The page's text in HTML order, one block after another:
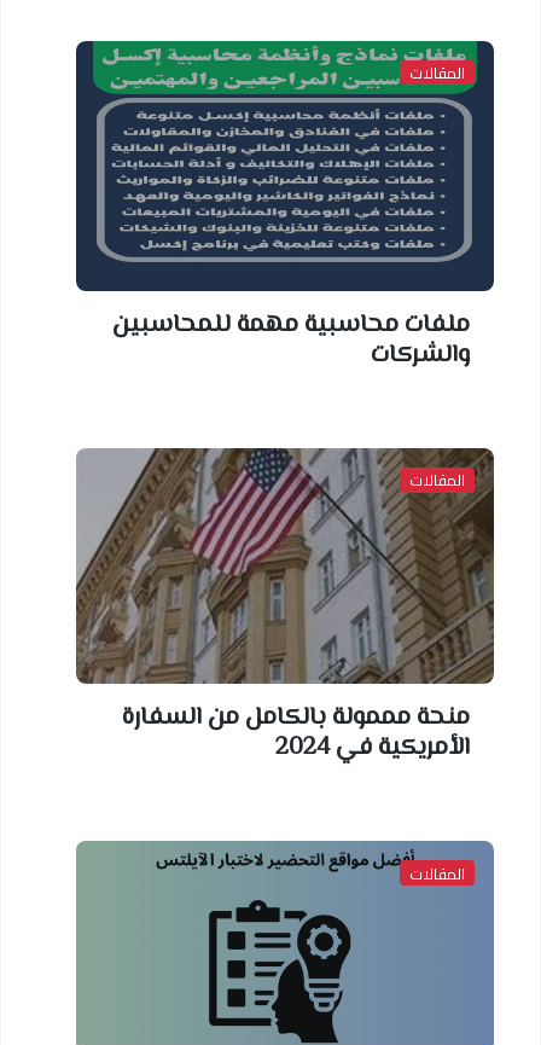
المقالات
ملفات محاسبية مهمة للمحاسبين
والشركات
المقالات
منحة مممولة بالكامل من السفارة
الأمريكية في 2024
المقالات